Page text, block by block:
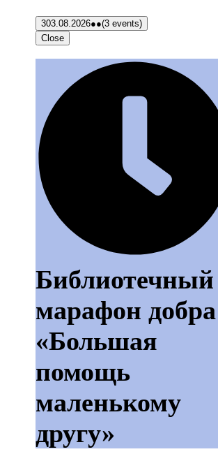
303.08.2026●●(3 events)
Close
Библиотечный
марафон добра
«Большая
помощь
маленькому
другу»